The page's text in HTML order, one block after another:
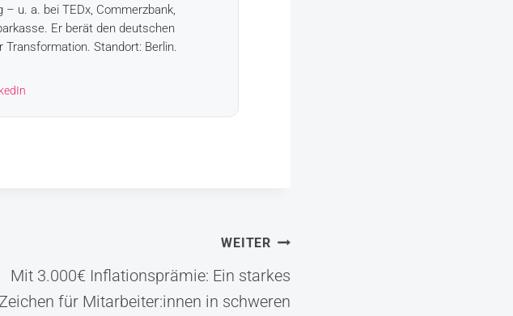
u. a. bei TEDx, Commerzbank,
Er berät den deutschen
Standort: Berlin.
WEITER
Mit 3.000€ Inflationsprämie: Ein starkes
Zeichen für Mitarbeiter:innen in schweren